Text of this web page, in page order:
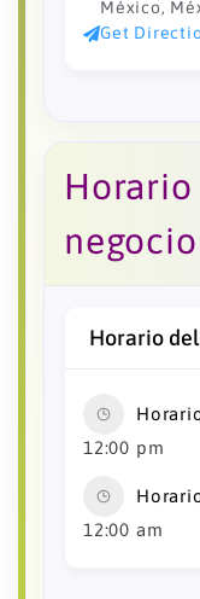
México,
Get
negocio
Horario
12:00 pm
12:00 am